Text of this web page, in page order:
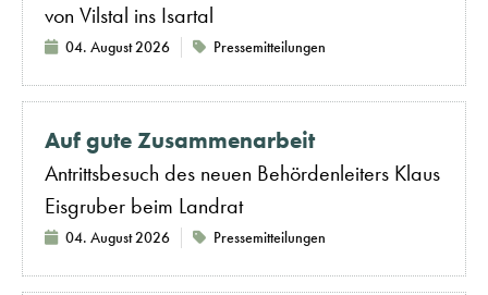
von Vilstal ins Isartal
04. August 2026 Pressemitteilungen
Auf gute Zusammenarbeit
Antrittsbesuch des neuen Behördenleiters Klaus
Eisgruber beim Landrat
04. August 2026 Pressemitteilungen